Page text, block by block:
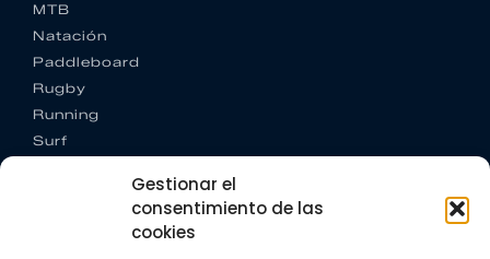
Gestionar el
consentimiento de las
cookies
MTB
Natación
Paddleboard
Rugby
Running
Surf
CONTACTO